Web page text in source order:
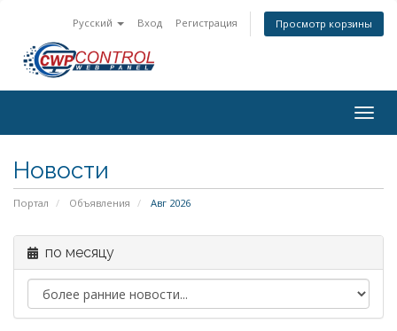
Русский Вход Регистрация Просмотр корзины
Новости
Портал Объявления Авг 2026
по месяцу